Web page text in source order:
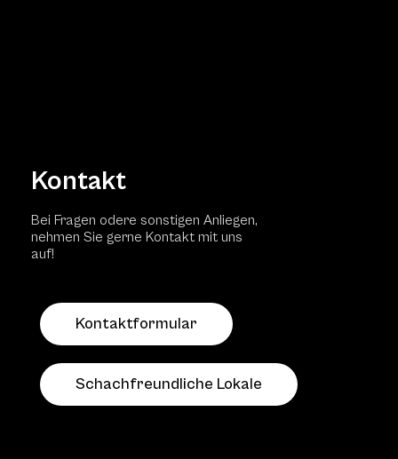
Kontakt
Bei Fragen odere sonstigen Anliegen,
nehmen Sie gerne Kontakt mit uns
auf!
Kontaktformular
Schachfreundliche Lokale